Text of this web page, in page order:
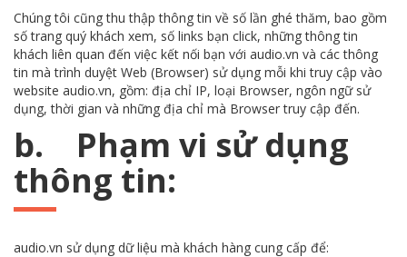
Chúng tôi cũng thu thập thông tin về số lần ghé thăm, bao gồm
số trang quý khách xem, số links bạn click, những thông tin
khách liên quan đến việc kết nối bạn với audio.vn và các thông
tin mà trình duyệt Web (Browser) sử dụng mỗi khi truy cập vào
website audio.vn, gồm: địa chỉ IP, loại Browser, ngôn ngữ sử
dụng, thời gian và những địa chỉ mà Browser truy cập đến.
b. Phạm vi sử dụng
thông tin:
audio.vn sử dụng dữ liệu mà khách hàng cung cấp để: